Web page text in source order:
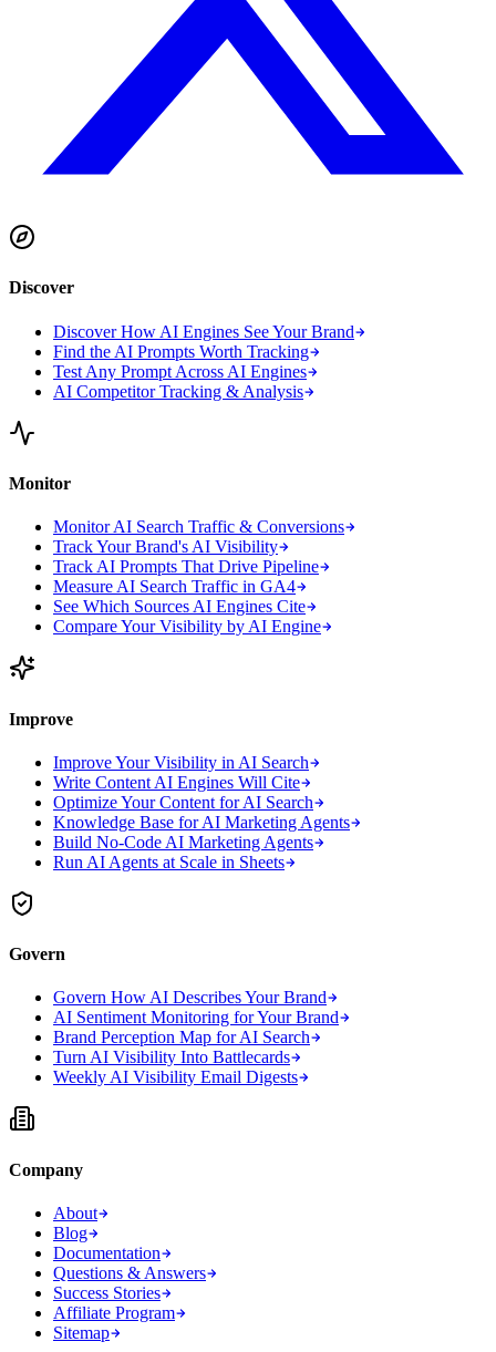
Discover
Discover How AI Engines See Your Brand
Find the AI Prompts Worth Tracking
Test Any Prompt Across AI Engines
AI Competitor Tracking & Analysis
Monitor
Monitor AI Search Traffic & Conversions
Track Your Brand's AI Visibility
Track AI Prompts That Drive Pipeline
Measure AI Search Traffic in GA4
See Which Sources AI Engines Cite
Compare Your Visibility by AI Engine
Improve
Improve Your Visibility in AI Search
Write Content AI Engines Will Cite
Optimize Your Content for AI Search
Knowledge Base for AI Marketing Agents
Build No-Code AI Marketing Agents
Run AI Agents at Scale in Sheets
Govern
Govern How AI Describes Your Brand
AI Sentiment Monitoring for Your Brand
Brand Perception Map for AI Search
Turn AI Visibility Into Battlecards
Weekly AI Visibility Email Digests
Company
About
Blog
Documentation
Questions & Answers
Success Stories
Affiliate Program
Sitemap